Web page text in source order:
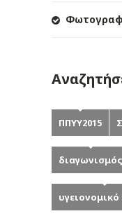
ΠΠΥΥ2015
διαγωνισμός
υγειονομικό